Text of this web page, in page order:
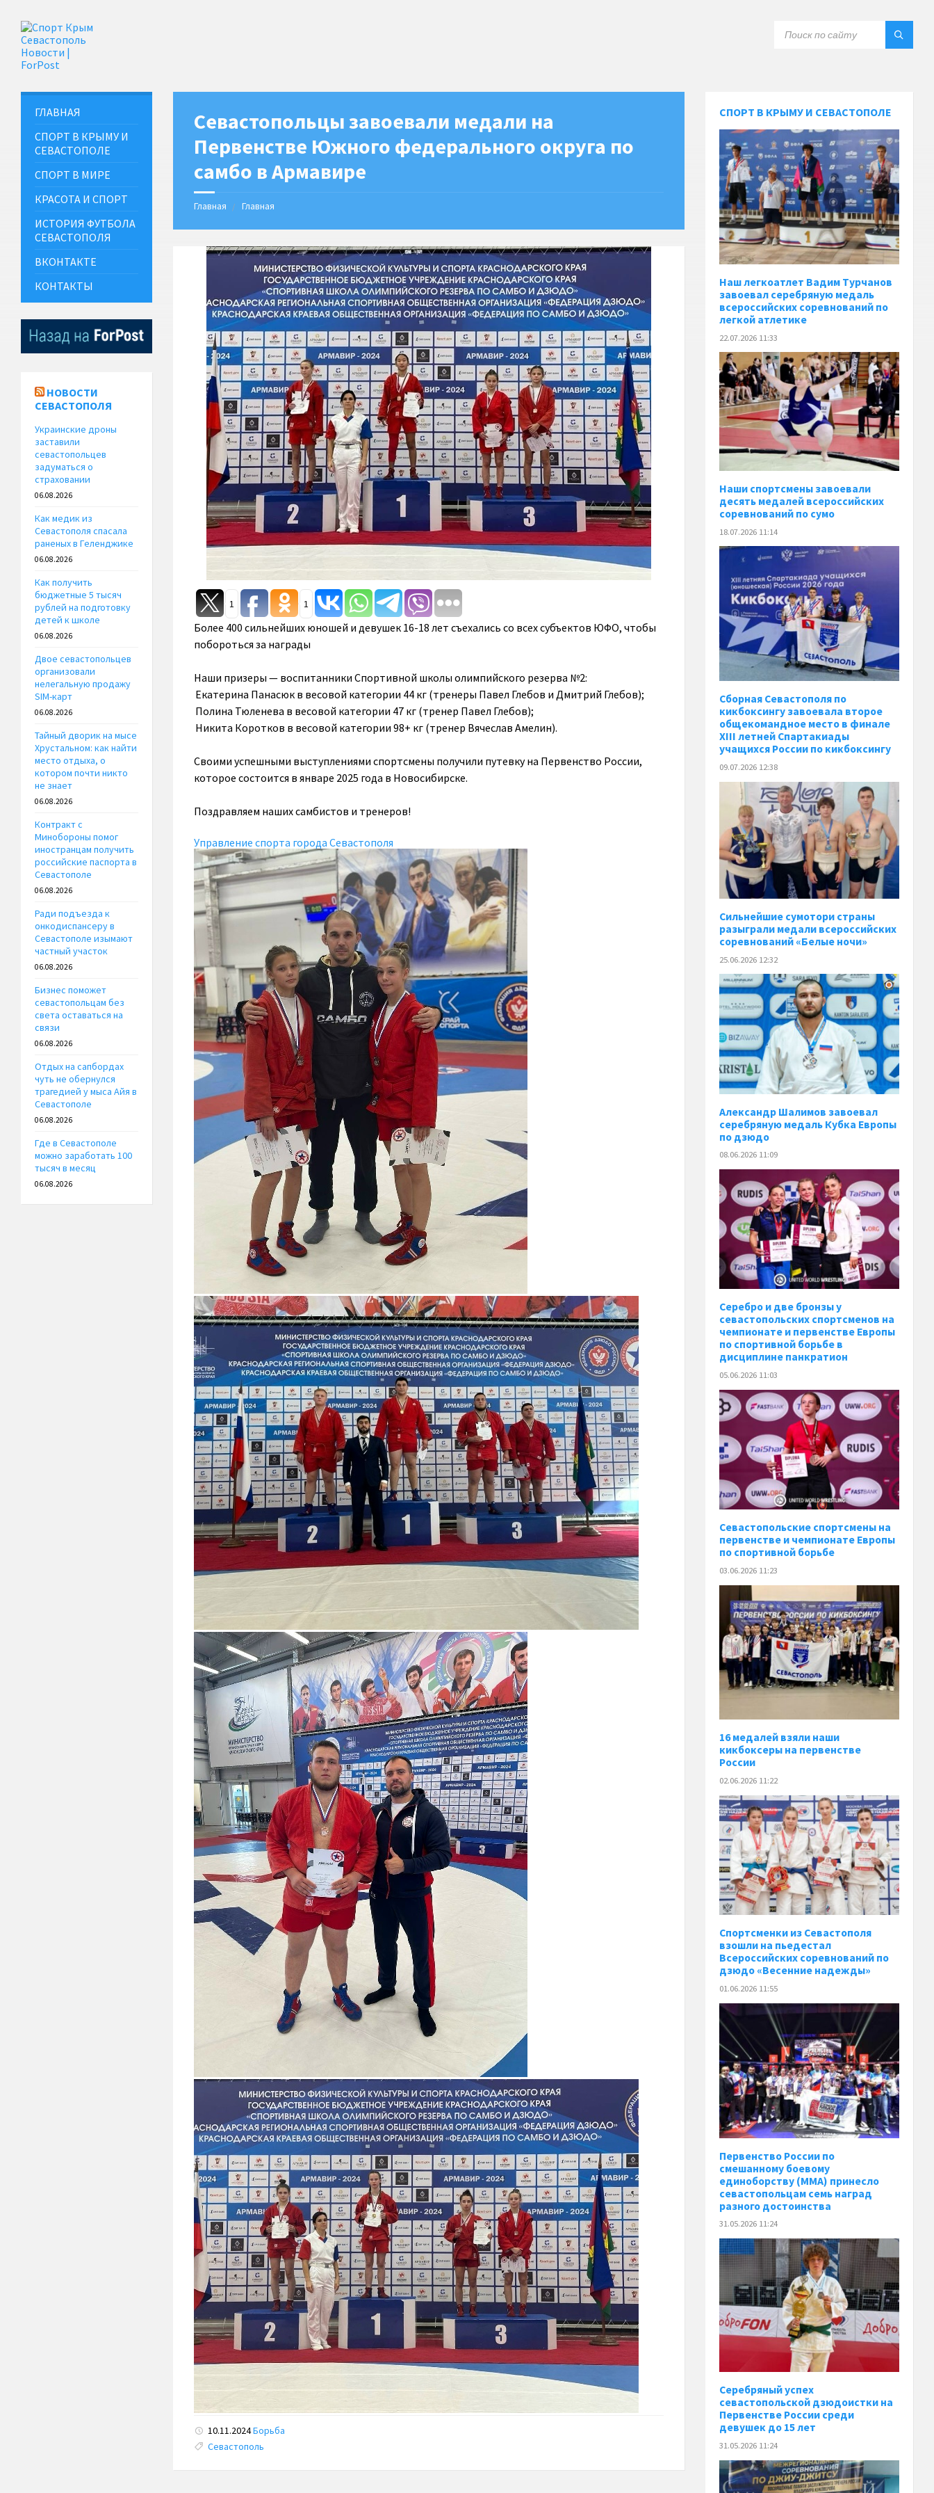
Севастопольцы завоевали медали на
Первенстве Южного федерального округа по
самбо в Армавире
Главная Главная
1 1
Более 400 сильнейших юношей и девушек 16-18 лет съехались со всех субъектов ЮФО, чтобы
побороться за награды
Наши призеры — воспитанники Спортивной школы олимпийского резерва №2:
Екатерина Панасюк в весовой категории 44 кг (тренеры Павел Глебов и Дмитрий Глебов);
Полина Тюленева в весовой категории 47 кг (тренер Павел Глебов);
Никита Коротков в весовой категории 98+ кг (тренер Вячеслав Амелин).
Своими успешными выступлениями спортсмены получили путевку на Первенство России,
которое состоится в январе 2025 года в Новосибирске.
Поздравляем наших самбистов и тренеров!
Управление спорта города Севастополя
10.11.2024Борьба
Tags:
Севастополь
ГЛАВНАЯ
СПОРТ В КРЫМУ И
СЕВАСТОПОЛЕ
СПОРТ В МИРЕ
КРАСОТА И СПОРТ
ИСТОРИЯ ФУТБОЛА
СЕВАСТОПОЛЯ
ВКОНТАКТЕ
КОНТАКТЫ
НОВОСТИ
СЕВАСТОПОЛЯ
Украинские дроны
заставили
севастопольцев
задуматься о
страховании
06.08.2026
Как медик из
Севастополя спасала
раненых в Геленджике
06.08.2026
Как получить
бюджетные 5 тысяч
рублей на подготовку
детей к школе
06.08.2026
Двое севастопольцев
организовали
нелегальную продажу
SIM-карт
06.08.2026
Тайный дворик на мысе
Хрустальном: как найти
место отдыха, о
котором почти никто
не знает
06.08.2026
Контракт с
Минобороны помог
иностранцам получить
российские паспорта в
Севастополе
06.08.2026
Ради подъезда к
онкодиспансеру в
Севастополе изымают
частный участок
06.08.2026
Бизнес поможет
севастопольцам без
света оставаться на
связи
06.08.2026
Отдых на сапбордах
чуть не обернулся
трагедией у мыса Айя в
Севастополе
06.08.2026
Где в Севастополе
можно заработать 100
тысяч в месяц
06.08.2026
СПОРТ В КРЫМУ И СЕВАСТОПОЛЕ
Наш легкоатлет Вадим Турчанов
завоевал серебряную медаль
всероссийских соревнований по
легкой атлетике
22.07.2026 11:33
Наши спортсмены завоевали
десять медалей всероссийских
соревнований по сумо
18.07.2026 11:14
Сборная Севастополя по
кикбоксингу завоевала второе
общекомандное место в финале
XIII летней Спартакиады
учащихся России по кикбоксингу
09.07.2026 12:38
Сильнейшие сумотори страны
разыграли медали всероссийских
соревнований «Белые ночи»
25.06.2026 12:32
Александр Шалимов завоевал
серебряную медаль Кубка Европы
по дзюдо
08.06.2026 11:09
Серебро и две бронзы у
севастопольских спортсменов на
чемпионате и первенстве Европы
по спортивной борьбе в
дисциплине панкратион
05.06.2026 11:03
Севастопольские спортсмены на
первенстве и чемпионате Европы
по спортивной борьбе
03.06.2026 11:23
16 медалей взяли наши
кикбоксеры на первенстве
России
02.06.2026 11:22
Спортсменки из Севастополя
взошли на пьедестал
Всероссийских соревнований по
дзюдо «Весенние надежды»
01.06.2026 11:55
Первенство России по
смешанному боевому
единоборству (ММА) принесло
севастопольцам семь наград
разного достоинства
31.05.2026 11:24
Серебряный успех
севастопольской дзюдоистки на
Первенстве России среди
девушек до 15 лет
31.05.2026 11:24